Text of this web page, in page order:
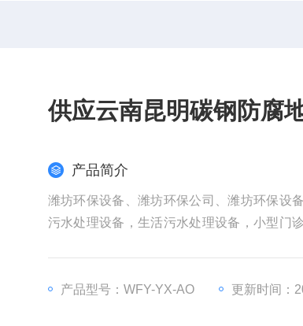
供应云南昆明碳钢防腐
产品简介
潍坊环保设备、潍坊环保公司、潍坊环保设
污水处理设备，生活污水处理设备，小型门
产品型号：WFY-YX-AO 更新时间：